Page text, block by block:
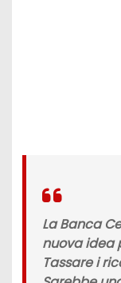
La Banca
nuova idea
Tassare i